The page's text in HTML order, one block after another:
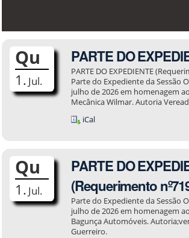
Qu
1. Jul.
PARTE DO
PARTE DO EXPEDIENTE
Parte do Expediente da Sessão
julho de 2026 em homenagem
Mecânica Wilmar. Autoria
iCal
Qu
1. Jul.
PARTE DO
(Requerimento
Parte do Expediente da Sessão
julho de 2026 em homenagem
Bagunça Automóveis.
Guerreiro.